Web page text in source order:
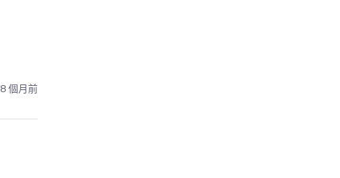
8 個月前